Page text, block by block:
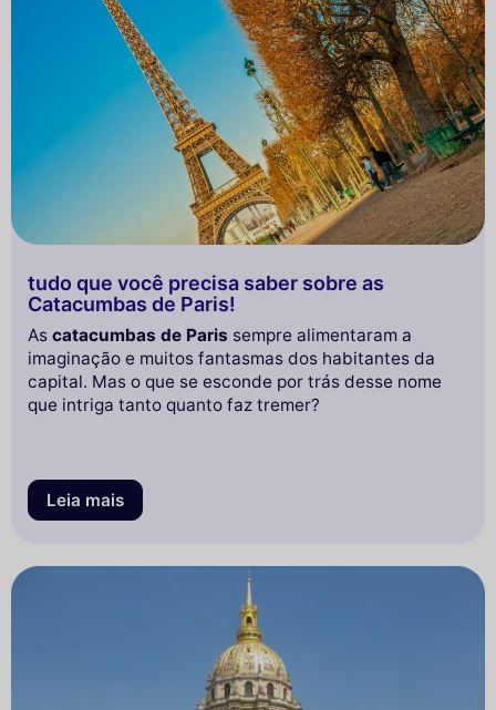
tudo que você precisa saber sobre as
Catacumbas de Paris!
As catacumbas de Paris sempre alimentaram a
imaginação e muitos fantasmas dos habitantes da
capital. Mas o que se esconde por trás desse nome
que intriga tanto quanto faz tremer?
Leia mais